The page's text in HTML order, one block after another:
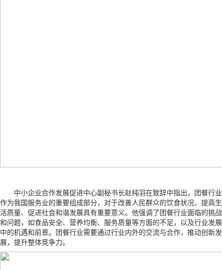
中小企业合作发展促进中心副秘书长赵纯羽在致辞中指出，团餐行业
作为我国服务业的重要组成部分，对于改善人民群众的饮食状况、提高生
活质量、促进社会和谐发展具有重要意义。他强调了团餐行业面临的挑战
和问题，如食品安全、营养均衡、服务质量等方面的不足，以及行业发展
中的机遇和前景。团餐行业需要通过行业内外的交流与合作，推动创新发
展，提升整体竞争力。